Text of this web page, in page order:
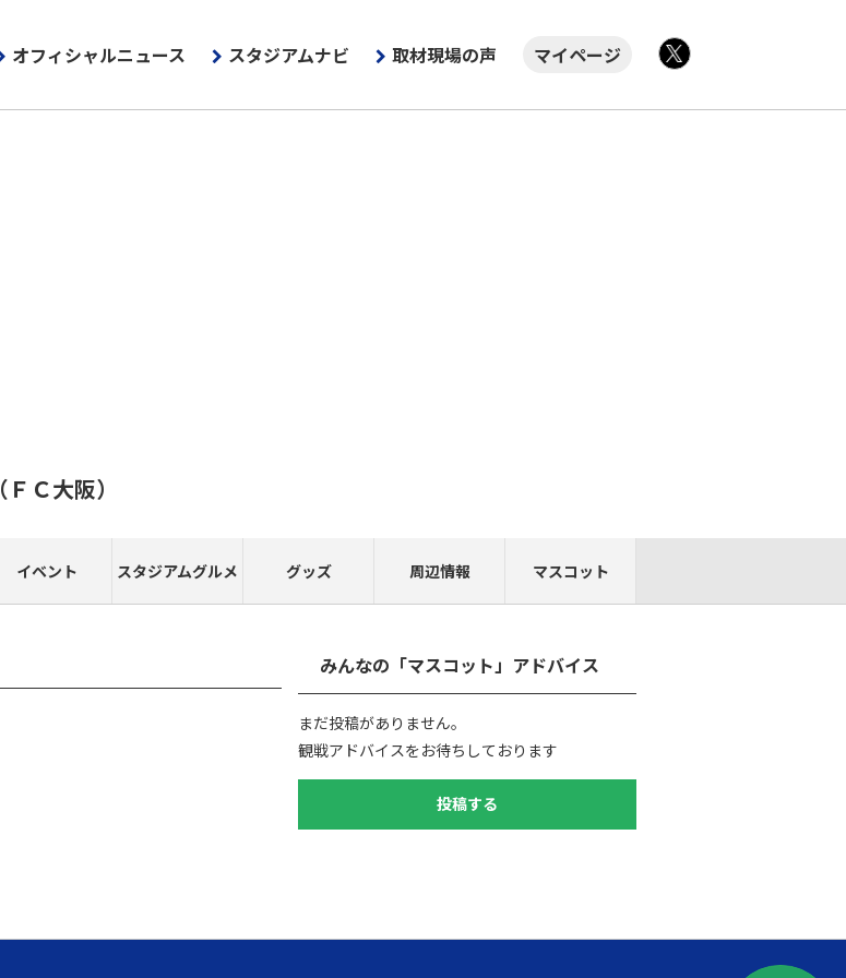
オフィシャルニュース スタジアムナビ 取材現場の声
マイページ
（ＦＣ大阪）
イベント スタジアムグルメ グッズ 周辺情報 マスコット
みんなの「マスコット」アドバイス
まだ投稿がありません。
観戦アドバイスをお待ちしております
投稿する